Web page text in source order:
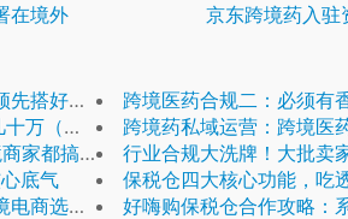
在境外 京东跨境药入驻
规系统
跨境医药合规二：必须有
避坑）
跨境药私域运营：跨境医药下半
盈利逻辑
行业合规大洗牌！大批卖家因偷税被罚
底气
保税仓四大核心功能，吃
仓必看
好嗨购保税仓合作攻略：